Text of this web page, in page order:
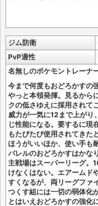
ジム防衛
PvP適性
名無しのポケモントレーナ
今まで何度もおどろかすの
やっと本領発揮。見るから
クの低さゆえに採用されて
威力が一気に12まで上がり
じ性能になる。要するに現
もたびたび使用されてきた
ほうがいいほか、使い手も
バレルのおどろかすはかな
主戦場はスーパーリーグ。
けなくはない。エアームド
すくなるが、両リーグファ
つくす組には一切の弱体化
とはいえおどろかすの強化